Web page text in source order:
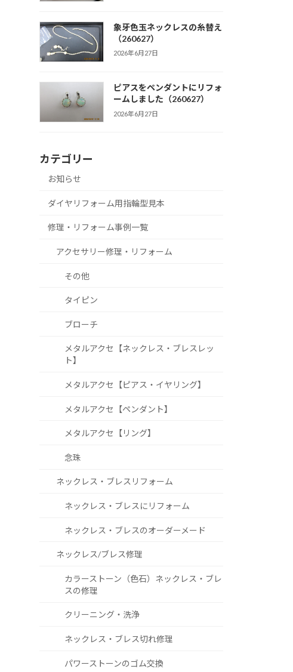
象牙色玉ネックレスの糸替え
（260627）
2026年6月27日
ピアスをペンダントにリフォ
ームしました（260627）
2026年6月27日
カテゴリー
お知らせ
ダイヤリフォーム用指輪型見本
修理・リフォーム事例一覧
アクセサリー修理・リフォーム
その他
タイピン
ブローチ
メタルアクセ【ネックレス・ブレスレッ
ト】
メタルアクセ【ピアス・イヤリング】
メタルアクセ【ペンダント】
メタルアクセ【リング】
念珠
ネックレス・ブレスリフォーム
ネックレス・ブレスにリフォーム
ネックレス・ブレスのオーダーメード
ネックレス/ブレス修理
カラーストーン（色石）ネックレス・ブレ
スの修理
クリーニング・洗浄
ネックレス・ブレス切れ修理
パワーストーンのゴム交換